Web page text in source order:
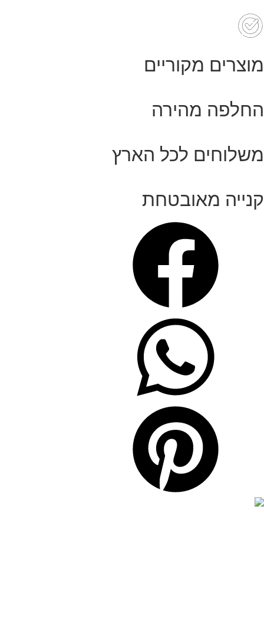
מוצרים מקוריים
החלפה מהירה
משלוחים לכל הארץ
קנייה מאובטחת